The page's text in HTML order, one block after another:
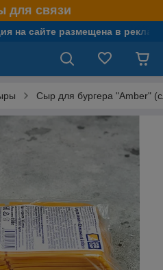
для связи
на сайте размещена в
Сыр для бургера "Amber"